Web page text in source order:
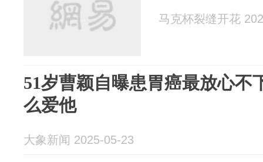
马克杯裂缝开花
51岁曹颖自曝患胃癌最放心不
么爱他
大象新闻 2025-05-23